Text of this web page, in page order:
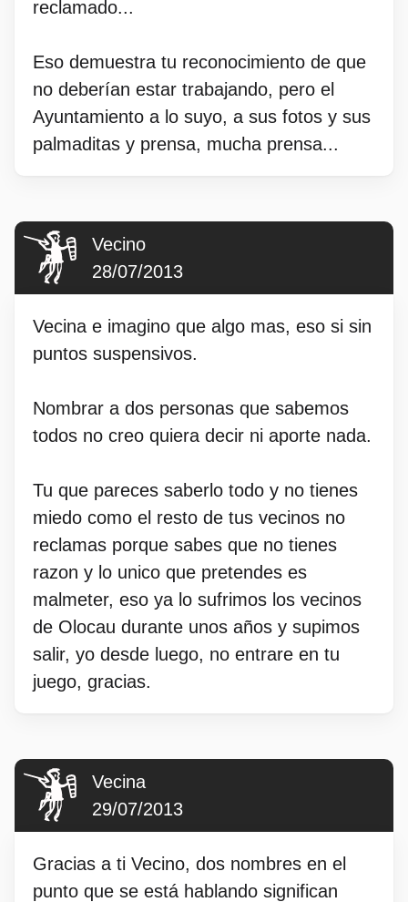
reclamado...
Eso demuestra tu reconocimiento de que
no deberían estar trabajando, pero el
Ayuntamiento a lo suyo, a sus fotos y sus
palmaditas y prensa, mucha prensa...
Vecino
28/07/2013
Vecina e imagino que algo mas, eso si sin
puntos suspensivos.
Nombrar a dos personas que sabemos
todos no creo quiera decir ni aporte nada.
Tu que pareces saberlo todo y no tienes
miedo como el resto de tus vecinos no
reclamas porque sabes que no tienes
razon y lo unico que pretendes es
malmeter, eso ya lo sufrimos los vecinos
de Olocau durante unos años y supimos
salir, yo desde luego, no entrare en tu
juego, gracias.
Vecina
29/07/2013
Gracias a ti Vecino, dos nombres en el
punto que se está hablando significan